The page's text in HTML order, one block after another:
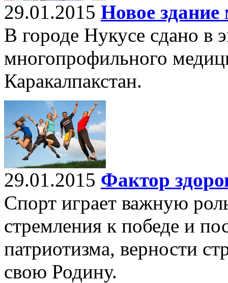
29.01.2015 Новое здание
В городе Нукусе сдано в
многопрофильного
Каракалпакстан.
29.01.2015 Фактор
Спорт играет важную
стремления к победе и
патриотизма, верности
свою Родину.